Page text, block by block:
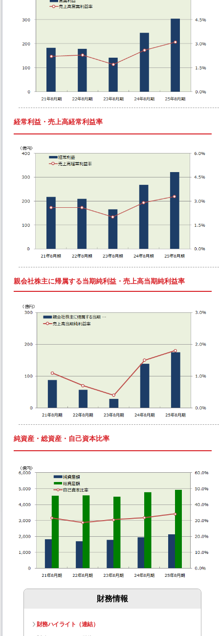
経常利益・売上高経常利益率
親会社株主に帰属する当期純利益・売上高当期純利益率
純資産・総資産・自己資本比率
財務情報
財務ハイライト（連結）